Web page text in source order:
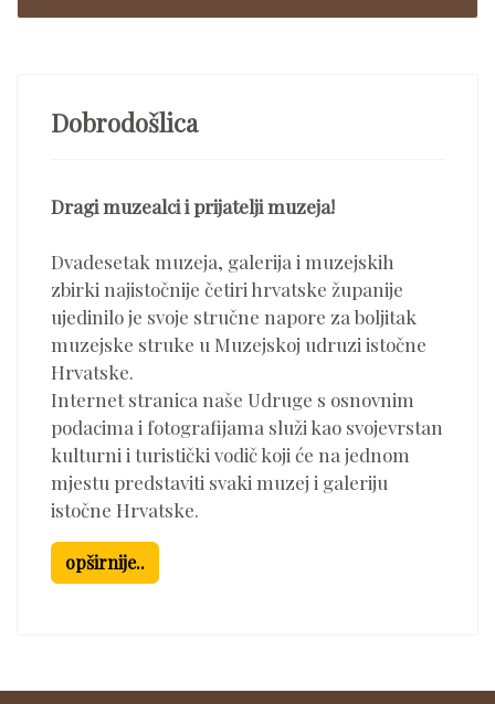
Dobrodošlica
Dragi muzealci i prijatelji muzeja!
Dvadesetak muzeja, galerija i muzejskih
zbirki najistočnije četiri hrvatske županije
ujedinilo je svoje stručne napore za boljitak
muzejske struke u Muzejskoj udruzi istočne
Hrvatske.
Internet stranica naše Udruge s osnovnim
podacima i fotografijama služi kao svojevrstan
kulturni i turistički vodič koji će na jednom
mjestu predstaviti svaki muzej i galeriju
istočne Hrvatske.
opširnije..